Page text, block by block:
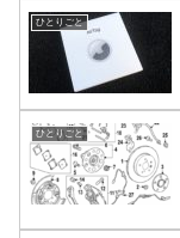
ひとりごと
ひとりごと